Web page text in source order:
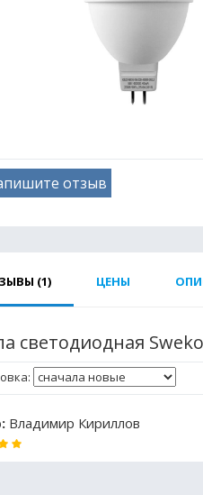
отзыв
(1) ЦЕНЫ
светодиодная
Владимир Кириллов